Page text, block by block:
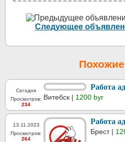
Следующее
Сегодня
Просмотров:
234
Работа
Витебск | 1200 byr
13.11.2023
Просмотров:
264
Работа
Брест |